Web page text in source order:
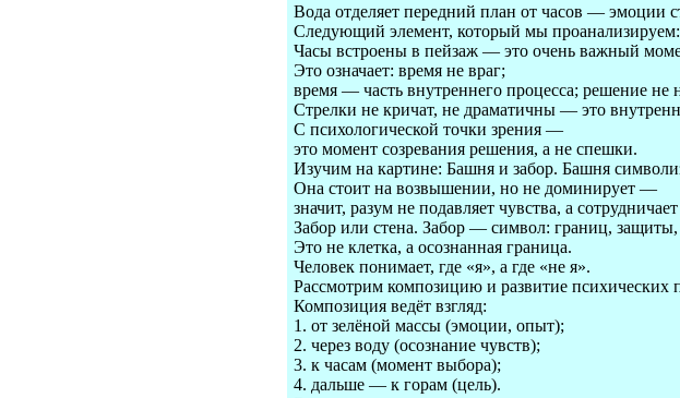
Вода отделяет передний план от часов — эмоции
Следующий элемент, который мы
Часы встроены в пейзаж — это очень важный
Это означает: время не враг;
время — часть внутреннего процесса; решение не
Стрелки не кричат, не драматичны — это
С психологической точки зрения —
это момент созревания решения, а не спешки.
Изучим на картине: Башня и забор. Башня
Она стоит на возвышении, но не доминирует —
значит, разум не подавляет чувства, а
Забор или стена. Забор — символ: границ,
Это не клетка, а осознанная граница.
Человек понимает, где «я», а где «не я».
Рассмотрим композицию и развитие психических
Композиция ведёт взгляд:
1. от зелёной массы (эмоции, опыт);
2. через воду (осознание чувств);
3. к часам (момент выбора);
4. дальше — к горам (цель).